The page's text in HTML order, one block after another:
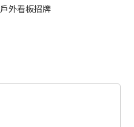
戶外看板招牌